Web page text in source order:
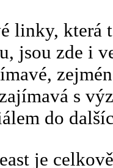
linky, která
jsou zde i
s
do
je